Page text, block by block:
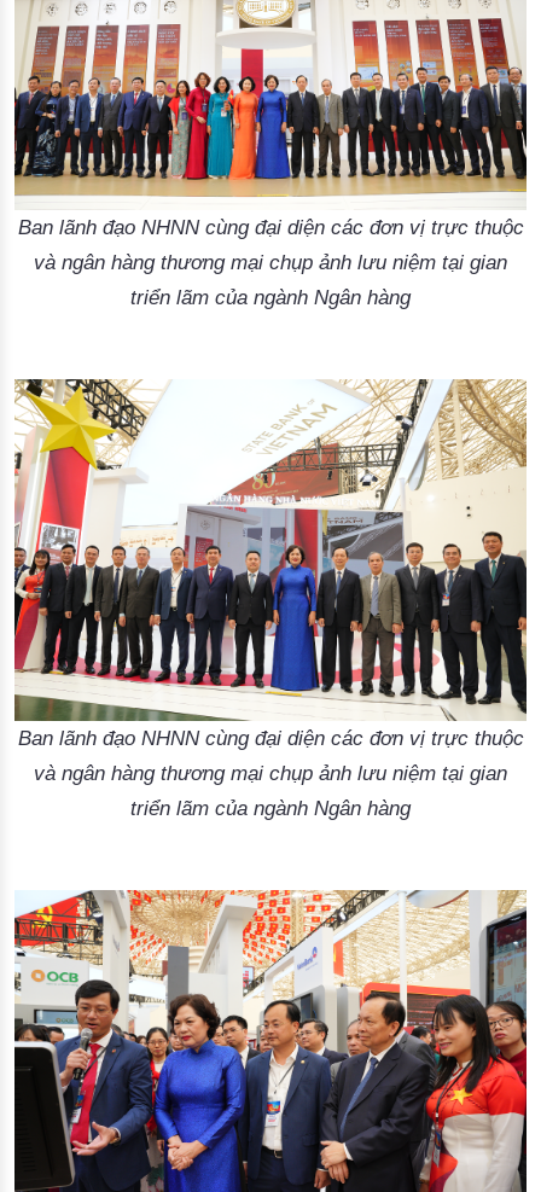
Ban lãnh đạo NHNN cùng đại diện các đơn vị trực thuộc
và ngân hàng thương mại chụp ảnh lưu niệm tại gian
triển lãm của ngành Ngân hàng
Ban lãnh đạo NHNN cùng đại diện các đơn vị trực thuộc
và ngân hàng thương mại chụp ảnh lưu niệm tại gian
triển lãm của ngành Ngân hàng